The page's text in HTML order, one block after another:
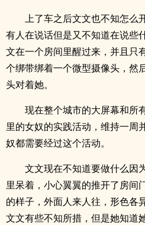
上了车之后文文也不知怎么
有人在说话但是又不知道在说些
文在一个房间里醒过来，并且只
个绑带绑着一个微型摄像头，然
头对着她。
现在整个城市的大屏幕和所
里的女奴的实践活动，维持一周
奴都需要经过这个活动。
文文现在不知道要做什么因
里呆着，小心翼翼的推开了房间
的样子，外面人来人往，形色各
文文有些不知所措，但是她知道